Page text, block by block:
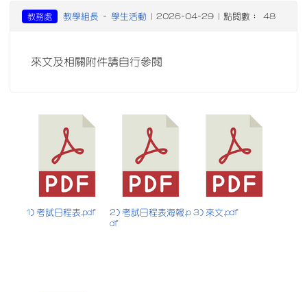
教務處 教學組長 - 學生活動 | 2026-04-29 | 點閱數： 48
來文及相關附件請自行參閱
1) 考試日程表.pdf
2) 考試日程表海報.p
df
3) 來文.pdf